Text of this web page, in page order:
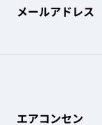
メールアドレス
エアコンセン